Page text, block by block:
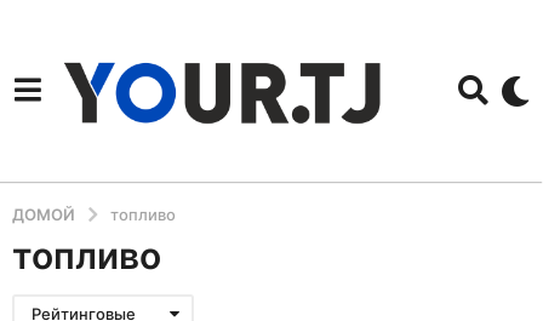
ДОМОЙ топливо
топливо
Рейтинговые